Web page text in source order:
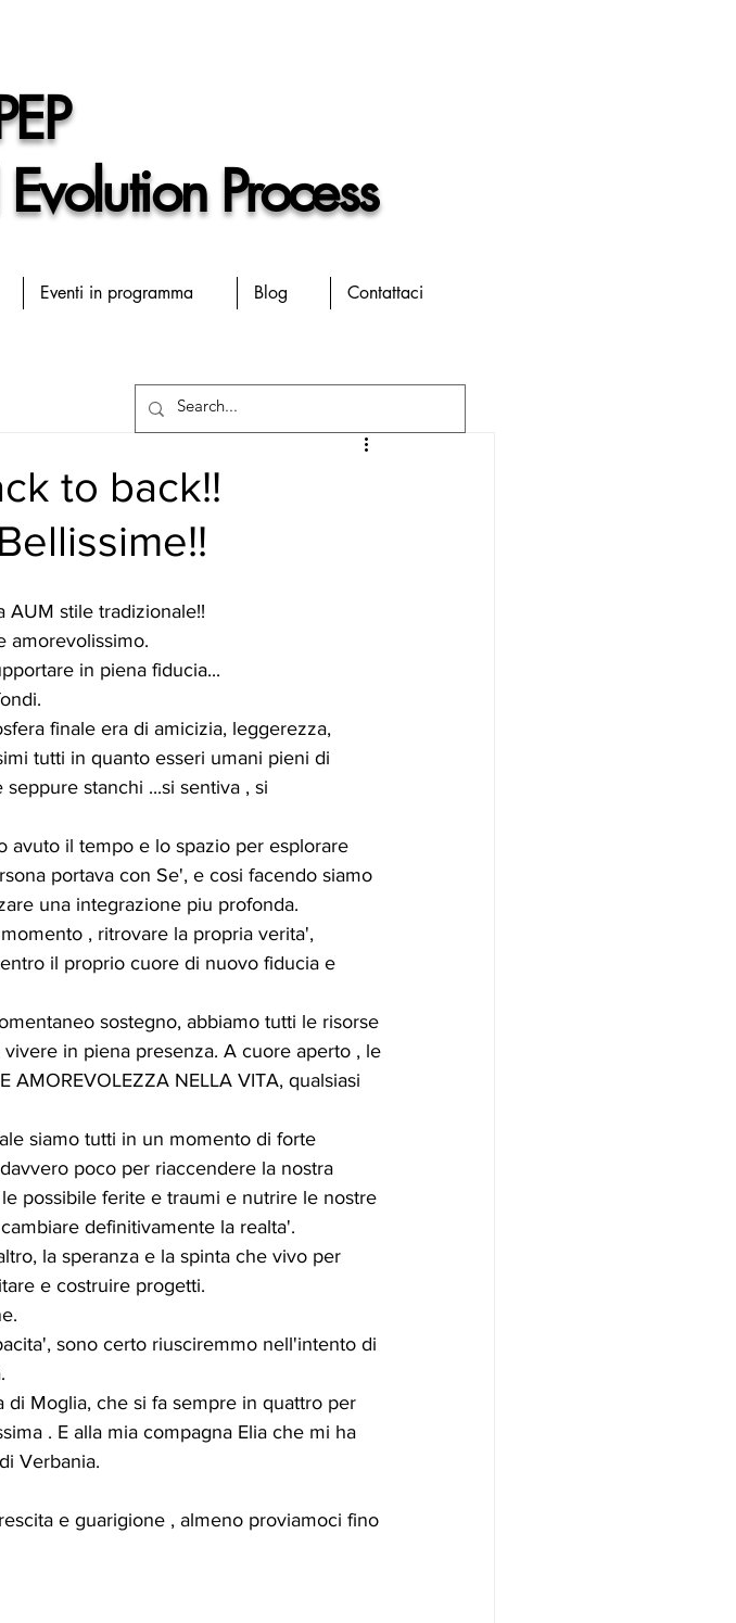
Process
Eventi in programma Blog Contattaci
to back!!
AUM stile tradizionale!!
amorevolissimo.
in piena fiducia...
finale era di amicizia, leggerezza,
tutti in quanto esseri umani pieni di
stanchi ...si sentiva , si
avuto il tempo e lo spazio per esplorare
portava con Se', e cosi facendo siamo
una integrazione piu profonda.
, ritrovare la propria verita',
il proprio cuore di nuovo fiducia e
sostegno, abbiamo tutti le risorse
in piena presenza. A cuore aperto , le
AMOREVOLEZZA NELLA VITA, qualsiasi
siamo tutti in un momento di forte
poco per riaccendere la nostra
possibile ferite e traumi e nutrire le nostre
definitivamente la realta'.
la speranza e la spinta che vivo per
e costruire progetti.
sono certo riusciremmo nell'intento di
Moglia, che si fa sempre in quattro per
. E alla mia compagna Elia che mi ha
Verbania.
e guarigione , almeno proviamoci fino